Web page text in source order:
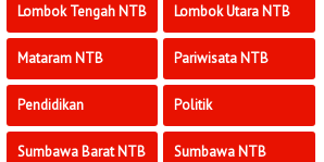
Lombok Tengah NTB Lombok Utara NTB
Mataram NTB Pariwisata NTB
Pendidikan Politik
Sumbawa Barat NTB Sumbawa NTB